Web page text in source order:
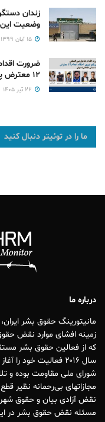
زندان
وضعیت این
ضرورت
۱۲ معترض پرونده میدان علیخانی اصفهان
ما را در توئیتر دنبال کنید
درباره ما
مانیتورینگ حقوق بشر
زمینه افشای موارد نقض
که از فعالین حقوق بشر
سال ۲۰۱۶ فعالیت خود
شورای ملی مقاومت بوده و
مجازاتهای بی‌رحمانه نظیر
نقض آزادی بیان و حقوق
مسئله نقض حقوق بشر در